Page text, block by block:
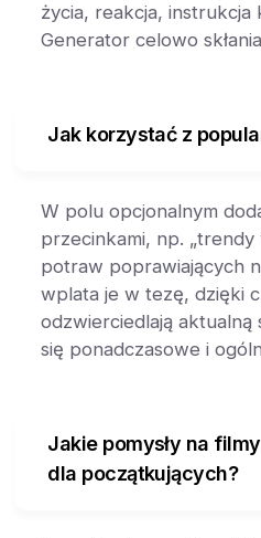
życia, reakcja,
Generator celowo
Jak korzystać z
W polu opcjonalnym
przecinkami, np.
potraw poprawiających
wplata je w tezę, dzięki
odzwierciedlają aktualną
się ponadczasowe i
Jakie pomysły na
dla początkujących?